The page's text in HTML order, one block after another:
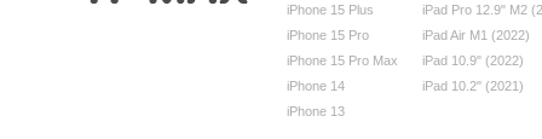
iPhone 15 Plus
iPhone 15 Pro
iPhone 15 Pro Max
iPhone 14
iPhone 13
iPad Pro 12.9" M2
iPad Air M1 (2022)
iPad 10.9" (2022)
iPad 10.2" (2021)